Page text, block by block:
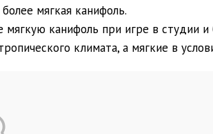
мягкая канифоль.
канифоль при игре в студии
климата, а мягкие в